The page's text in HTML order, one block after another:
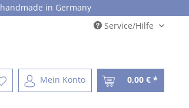
handmade in Germany
Service/Hilfe
Mein Konto 0,00 € *